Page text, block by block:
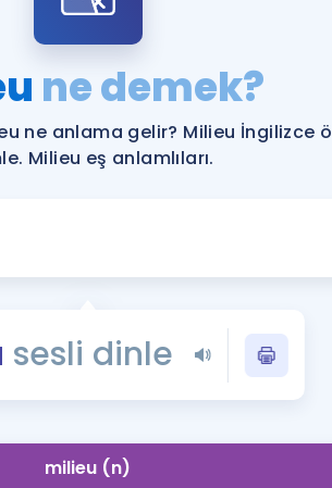
YDS ve YÖKDİL
Rehberlik Aracı
YDS ve YÖKDİL'e
Tüm ÖSYM
YDS - YÖKDİL
İngilizce Gramer
ne demek?
ne anlama gelir? Milieu İngilizce
Milieu eş anlamlıları.
sesli dinle
milieu (n)